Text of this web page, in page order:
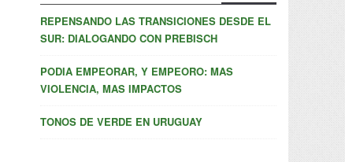
REPENSANDO LAS TRANSICIONES DESDE EL
SUR: DIALOGANDO CON PREBISCH
PODIA EMPEORAR, Y EMPEORO: MAS
VIOLENCIA, MAS IMPACTOS
TONOS DE VERDE EN URUGUAY